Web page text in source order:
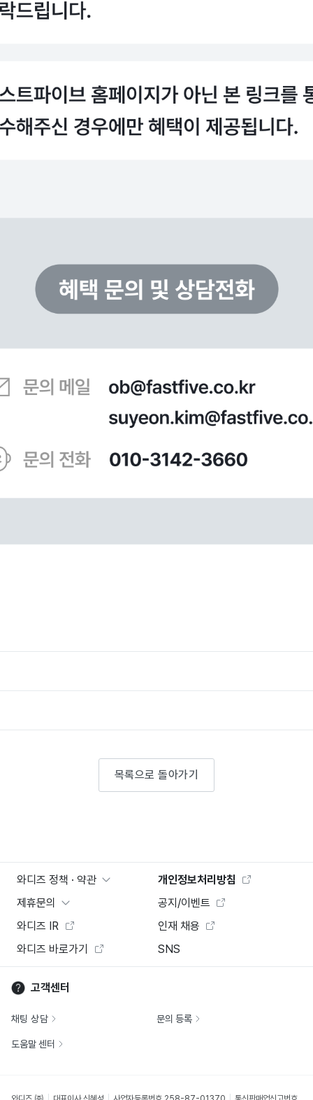
목록으로 돌아가기
와디즈 정책 · 약관
개인정보처리방침
제휴문의
공지/이벤트
와디즈 IR
인재 채용
와디즈 바로가기
SNS
고객센터
채팅 상담 문의 등록
도움말 센터